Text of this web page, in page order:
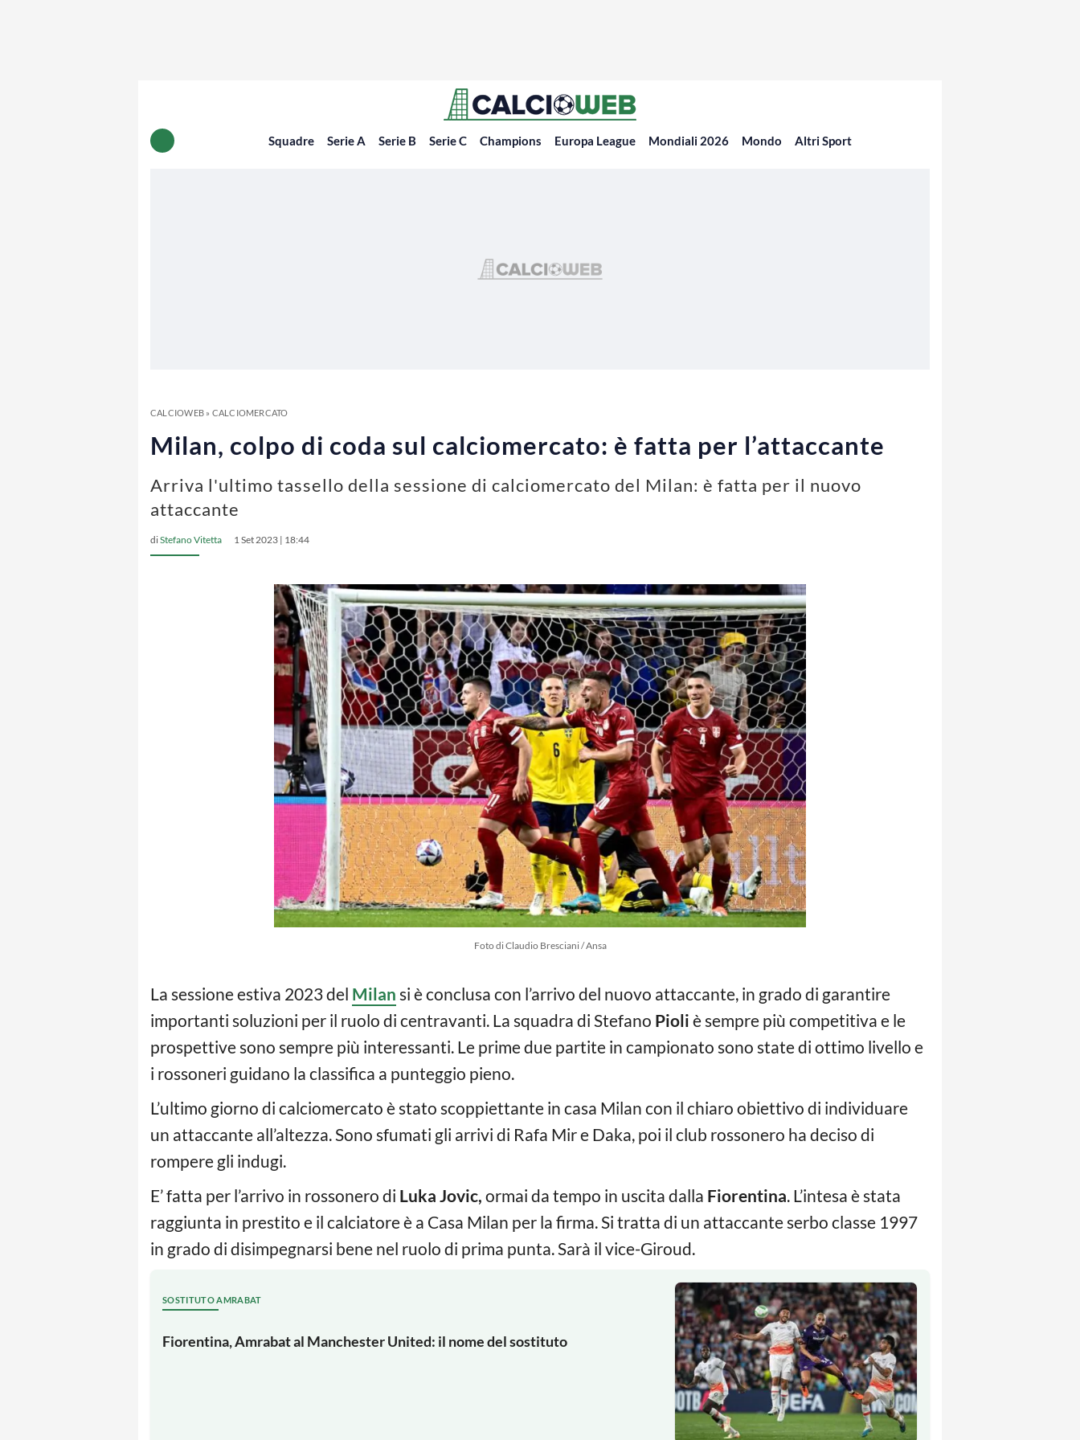
Squadre Serie A Serie B Serie C Champions Europa League Mondiali 2026 Mondo Altri Sport
CALCIOWEB» CALCIOMERCATO
Milan, colpo di coda sul calciomercato: è fatta per l’attaccante
Arriva l'ultimo tassello della sessione di calciomercato del Milan: è fatta per il nuovo
attaccante
diStefano Vitetta 1 Set 2023 | 18:44
Foto di Claudio Bresciani / Ansa
La sessione estiva 2023 del Milan si è conclusa con l’arrivo del nuovo attaccante, in grado di garantire
importanti soluzioni per il ruolo di centravanti. La squadra di Stefano Pioli è sempre più competitiva e le
prospettive sono sempre più interessanti. Le prime due partite in campionato sono state di ottimo livello e
i rossoneri guidano la classifica a punteggio pieno.
L’ultimo giorno di calciomercato è stato scoppiettante in casa Milan con il chiaro obiettivo di individuare
un attaccante all’altezza. Sono sfumati gli arrivi di Rafa Mir e Daka, poi il club rossonero ha deciso di
rompere gli indugi.
E’ fatta per l’arrivo in rossonero di Luka Jovic, ormai da tempo in uscita dalla Fiorentina. L’intesa è stata
raggiunta in prestito e il calciatore è a Casa Milan per la firma. Si tratta di un attaccante serbo classe 1997
in grado di disimpegnarsi bene nel ruolo di prima punta. Sarà il vice-Giroud.
SOSTITUTO AMRABAT
Fiorentina, Amrabat al Manchester United: il nome del sostituto